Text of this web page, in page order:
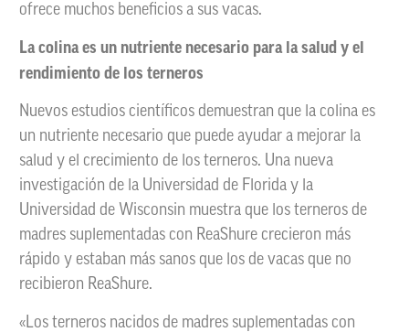
ofrece muchos beneficios a sus vacas.
La colina es un nutriente necesario para la salud y el
rendimiento de los terneros
Nuevos estudios científicos demuestran que la colina es
un nutriente necesario que puede ayudar a mejorar la
salud y el crecimiento de los terneros. Una nueva
investigación de la Universidad de Florida y la
Universidad de Wisconsin muestra que los terneros de
madres suplementadas con ReaShure crecieron más
rápido y estaban más sanos que los de vacas que no
recibieron ReaShure.
«Los terneros nacidos de madres suplementadas con